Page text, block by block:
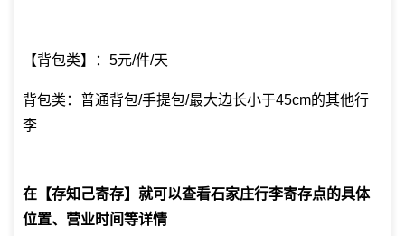
【背包类】：5元/件/天
背包类：普通背包/手提包/最大边长小于45cm的其他行
李
在【存知己寄存】就可以查看石家庄行李寄存点的具体
位置、营业时间等详情